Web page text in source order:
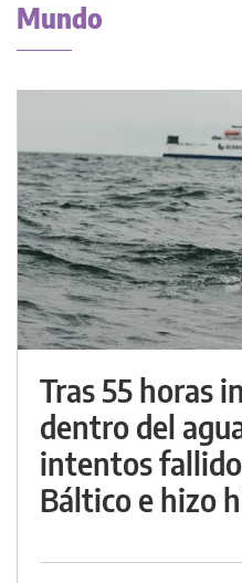
Mundo
Tras 55 horas
dentro del
intentos
Báltico e hizo